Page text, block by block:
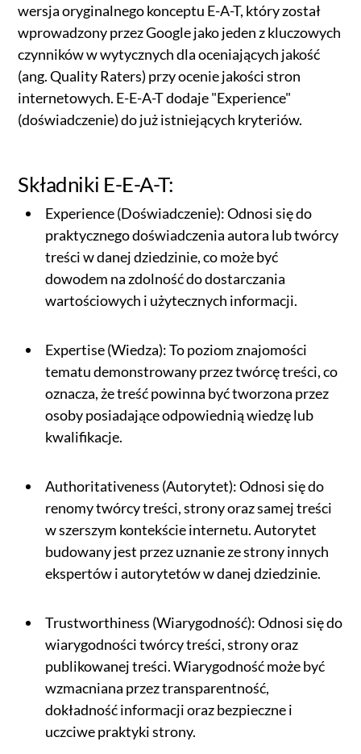
wersja oryginalnego konceptu E-A-T, który został
wprowadzony przez Google jako jeden z kluczowych
czynników w wytycznych dla oceniających jakość
(ang. Quality Raters) przy ocenie jakości stron
internetowych. E-E-A-T dodaje "Experience"
(doświadczenie) do już istniejących kryteriów.
Składniki E-E-A-T:
Experience (Doświadczenie): Odnosi się do
praktycznego doświadczenia autora lub twórcy
treści w danej dziedzinie, co może być
dowodem na zdolność do dostarczania
wartościowych i użytecznych informacji.
Expertise (Wiedza): To poziom znajomości
tematu demonstrowany przez twórcę treści, co
oznacza, że treść powinna być tworzona przez
osoby posiadające odpowiednią wiedzę lub
kwalifikacje.
Authoritativeness (Autorytet): Odnosi się do
renomy twórcy treści, strony oraz samej treści
w szerszym kontekście internetu. Autorytet
budowany jest przez uznanie ze strony innych
ekspertów i autorytetów w danej dziedzinie.
Trustworthiness (Wiarygodność): Odnosi się do
wiarygodności twórcy treści, strony oraz
publikowanej treści. Wiarygodność może być
wzmacniana przez transparentność,
dokładność informacji oraz bezpieczne i
uczciwe praktyki strony.